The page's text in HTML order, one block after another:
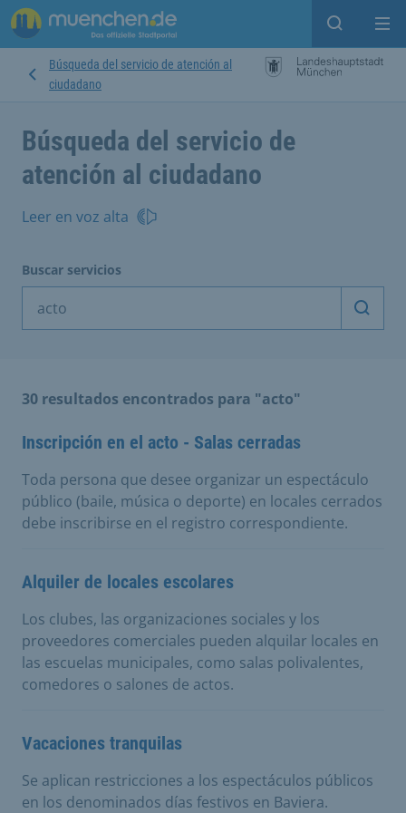
Open
Búsqueda del servicio de atención al
ciudadano
Búsqueda del servicio de
atención al ciudadano
Leer en voz alta
Buscar servicios
30 resultados encontrados para "acto"
Inscripción en el acto - Salas cerradas
Toda persona que desee organizar un espectáculo
público (baile, música o deporte) en locales cerrados
debe inscribirse en el registro correspondiente.
Alquiler de locales escolares
Los clubes, las organizaciones sociales y los
proveedores comerciales pueden alquilar locales en
las escuelas municipales, como salas polivalentes,
comedores o salones de actos.
Vacaciones tranquilas
Se aplican restricciones a los espectáculos públicos
en los denominados días festivos en Baviera.